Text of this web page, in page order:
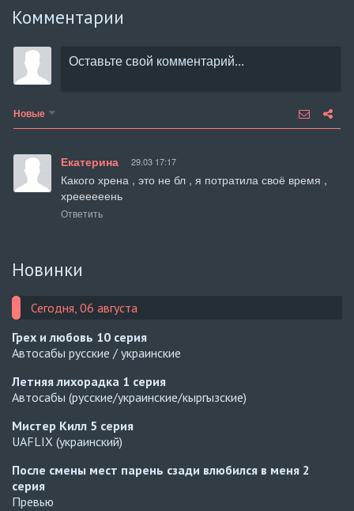
Комментарии
Новые
Екатерина 29.03 17:17
Какого хрена , это не бл , я потратила своё время ,
хреееееень
Ответить
Новинки
Сегодня, 06 августа
Грех и любовь 10 серия
Автосабы русские / украинские
Летняя лихорадка 1 серия
Автосабы (русские/украинские/кыргызские)
Мистер Килл 5 серия
UAFLIX (украинский)
После смены мест парень сзади влюбился в меня 2
серия
Превью